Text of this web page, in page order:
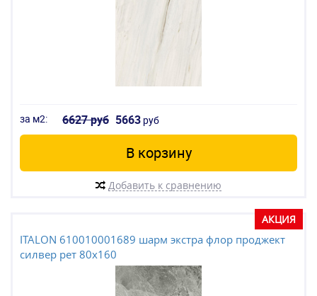
за м2: 6627 руб 5663 руб
В корзину
Добавить к сравнению
АКЦИЯ
ITALON 610010001689 шарм экстра флор проджект
силвер рет 80x160